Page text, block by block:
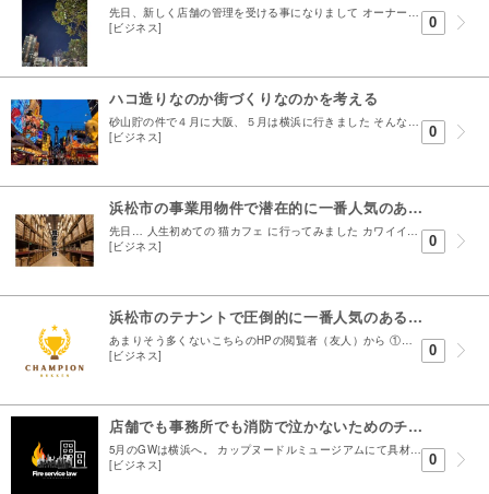
先日、新しく店舗の管理を受ける事になりまして オーナーより素敵なファンレターを頂きました 励みになりますとはこの事か！ と思っていますが 一緒に送られてきたのが固定資産税の請求書ですから しっか...
[ビジネス]
0
ハコ造りなのか街づくりなのかを考える
砂山貯の件で４月に大阪、５月は横浜に行きました そんな中 最近思う事があります それは。 何故おじさんは手首に数珠を付けるのか という事です。 言うて僕もおじさんですが40以降になると手首の数珠...
[ビジネス]
0
浜松市の事業用物件で潜在的に一番人気のある物件とは？
先日… 人生初めての 猫カフェ に行ってみました カワイイとか癒しとか一旦置いておいて 問題は… 自身の猫アレルギーにあります カフェに入店した瞬間、精神と時の部屋に...
[ビジネス]
0
浜松市のテナントで圧倒的に一番人気のある物件とは？
あまりそう多くないこちらのHPの閲覧者（友人）から ①最近はマメにブログもやっているね ②実用的な真面目な記事になっているね ③ただ本題の前はたいがいふざけているよね 3点の意見書を頂きました、...
[ビジネス]
0
店舗でも事務所でも消防で泣かないためのチェックリスト ｜使用開始届と防火管理者の話
5月のGWは横浜へ。 カップヌードルミュージアムにて具材エビのみのカップ麺を作ることに成功しました。 安藤百福の生涯を見ながら また頑張ろうと。そんな５月の連休でした 今日は店舗・事務所で無視...
[ビジネス]
0